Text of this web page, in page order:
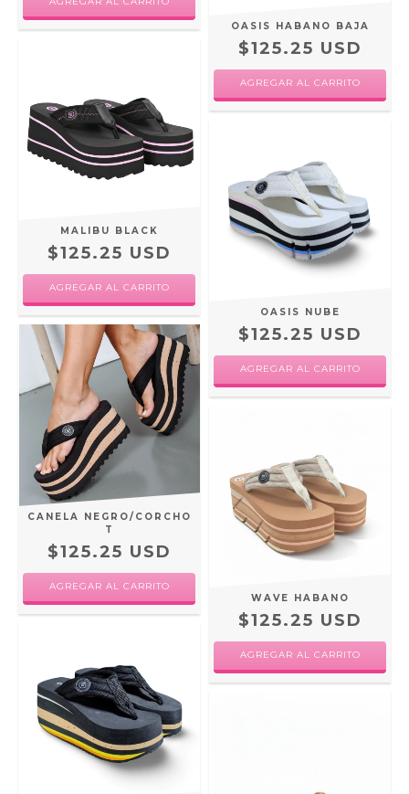
OASIS HABANO BAJA
$125.25 USD
AGREGAR AL CARRITO
MALIBU BLACK
$125.25 USD
AGREGAR AL CARRITO
OASIS NUBE
$125.25 USD
AGREGAR AL CARRITO
CANELA NEGRO/CORCHO
T
$125.25 USD
AGREGAR AL CARRITO
WAVE HABANO
$125.25 USD
AGREGAR AL CARRITO